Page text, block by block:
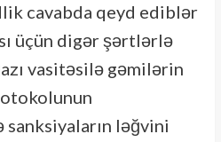
cavabda qeyd ediblər
üçün digər şərtlərlə
vasitəsilə gəmilərin
sanksiyaların ləğvini